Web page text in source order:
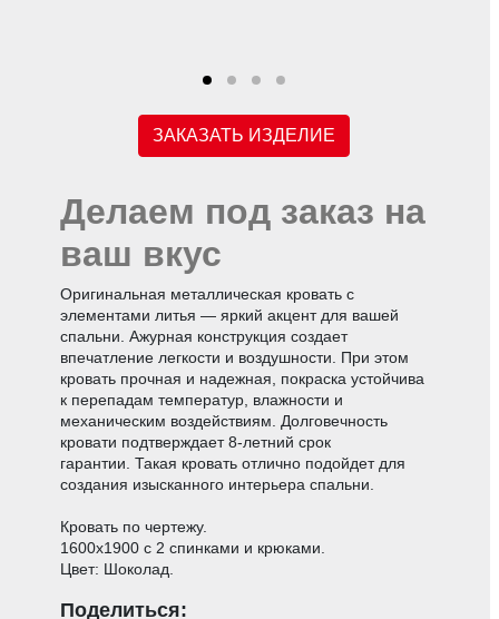
ЗАКАЗАТЬ ИЗДЕЛИЕ
Делаем под заказ на
ваш вкус
Оригинальная металлическая кровать с
элементами литья — яркий акцент для вашей
спальни. Ажурная конструкция создает
впечатление легкости и воздушности. При этом
кровать прочная и надежная, покраска устойчива
к перепадам температур, влажности и
механическим воздействиям. Долговечность
кровати подтверждает 8-летний срок
гарантии. Такая кровать отлично подойдет для
создания изысканного интерьера спальни.
Кровать по чертежу.
1600х1900 с 2 спинками и крюками.
Цвет: Шоколад.